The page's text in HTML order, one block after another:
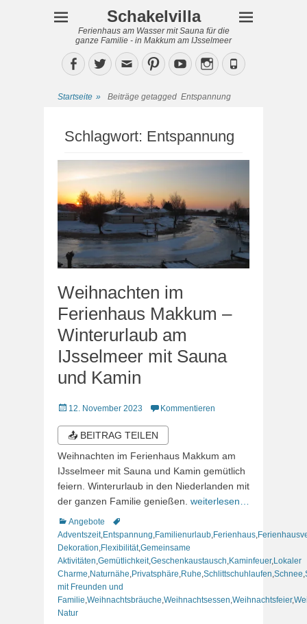
Schakelvilla
Ferienhaus am Wasser mit Sauna für die
ganze Familie - in Makkum am IJsselmeer
Facebook
TwitterEmailPinterestYouTubeInstagram
Phone
Startseite » Beiträge getagged Entspannung
Schlagwort: Entspannung
Weihnachten im
Ferienhaus Makkum –
Winterurlaub am
IJsselmeer mit Sauna
und Kamin
Veröffentlicht
12. November 2023 Kommentieren
📤 BEITRAG TEILEN
Weihnachten im Ferienhaus Makkum am
IJsselmeer mit Sauna und Kamin gemütlich
feiern. Winterurlaub in den Niederlanden mit
der ganzen Familie genießen. weiterlesen…
Kategorien
Angebote
Schlagworte
Adventszeit, Entspannung Familienurlaub Ferienhaus
Dekoration Flexibilität,Gemeinsame
Aktivitäten Gemütlichkeit,Geschenkaustausch Kaminfeuer, Lokaler
Charme Naturnähe Privatsphäre Ruhe Schlittschuhlaufen Schnee
mit Freunden und
Familie Weihnachtsbräuche Weihnachtsessen Weihnachtsfeier,
Natur